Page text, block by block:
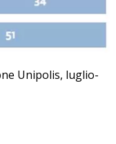
Unipolis, luglio-